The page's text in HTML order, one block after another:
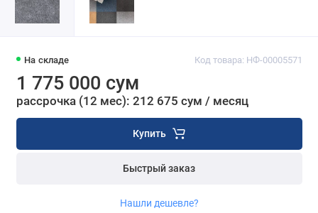
На складе Код товара: НФ-00005571
1 775 000 сум
рассрочка (12 мес): 212 675 сум / месяц
Купить
Быстрый заказ
Нашли дешевле?